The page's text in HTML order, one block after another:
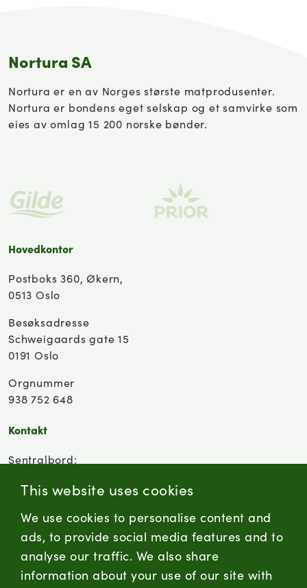
This website uses cookies
We use cookies to personalise content and
ads, to provide social media features and to
analyse our traffic. We also share
information about your use of our site with
Nortura SA
Nortura er en av Norges største matprodusenter.
Nortura er bondens eget selskap og et samvirke som
eies av omlag 15 200 norske bønder.
Hovedkontor
Postboks 360, Økern,
0513 Oslo
Besøksadresse
Schweigaards gate 15
0191 Oslo
Orgnummer
938 752 648
Kontakt
Sentralbord:
Kontaktskjema
firmapost@nortura.no